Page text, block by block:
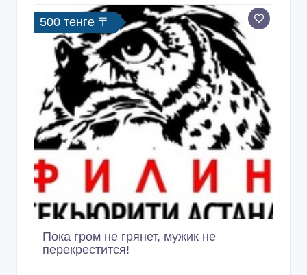
500 тенге 〒
Пока гром не грянет, мужик не
перекрестится!